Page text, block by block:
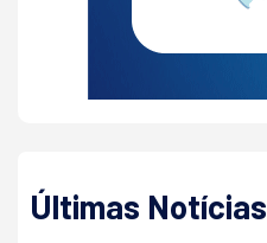
Últimas Notícias